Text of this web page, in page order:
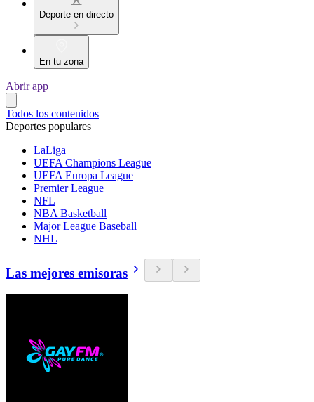
Deporte en directo
En tu zona
Abrir app
Todos los contenidos
Deportes populares
LaLiga
UEFA Champions League
UEFA Europa League
Premier League
NFL
NBA Basketball
Major League Baseball
NHL
Las mejores emisoras